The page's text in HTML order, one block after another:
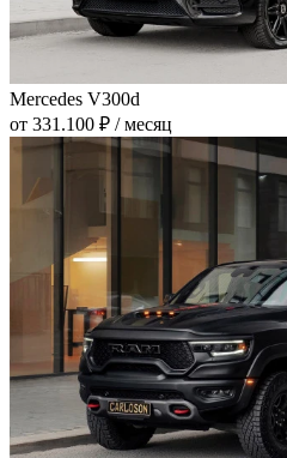
Mercedes V300d
от 331.100 ₽ / месяц